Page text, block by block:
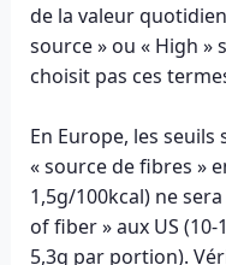
de la valeur
source » ou « High »
choisit pas ces
En Europe, les
« source de fibres »
1,5g/100kcal) ne
of fiber » aux US (10-
5,3g par portion).